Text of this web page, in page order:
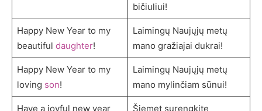
bičiuliui!
Happy New Year to my
beautiful daughter!
Laimingų Naujųjų metų
mano gražiajai dukrai!
Happy New Year to my
loving son!
Laimingų Naujųjų metų
mano mylinčiam sūnui!
Have a joyful new year
Šiemet surengkite